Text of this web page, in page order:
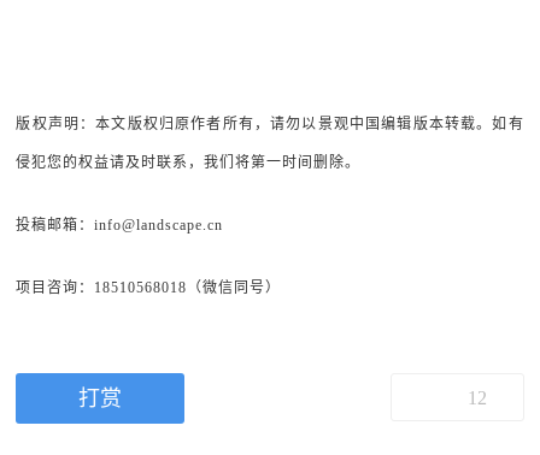
版权声明：本文版权归原作者所有，请勿以景观中国编辑版本转载。如有
侵犯您的权益请及时联系，我们将第一时间删除。
投稿邮箱：info@landscape.cn
项目咨询：18510568018（微信同号）
打赏 12